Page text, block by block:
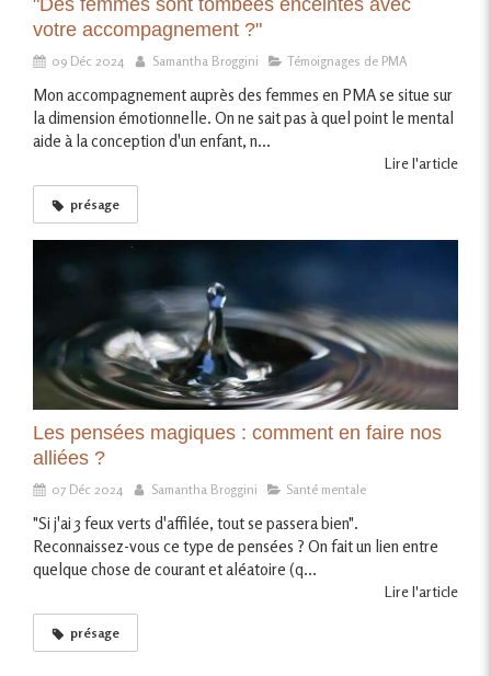
votre accompagnement ?"
09 Déc 2024 Samantha Broggini Témoignages de PMA
Mon accompagnement auprès des femmes en PMA se situe sur
la dimension émotionnelle. On ne sait pas à quel point le mental
aide à la conception d'un enfant, n...
Lire l'article
présage
Les pensées magiques : comment en faire nos
alliées ?
07 Déc 2024 Samantha Broggini Santé mentale
"Si j'ai 3 feux verts d'affilée, tout se passera bien".
Reconnaissez-vous ce type de pensées ? On fait un lien entre
quelque chose de courant et aléatoire (q...
Lire l'article
présage